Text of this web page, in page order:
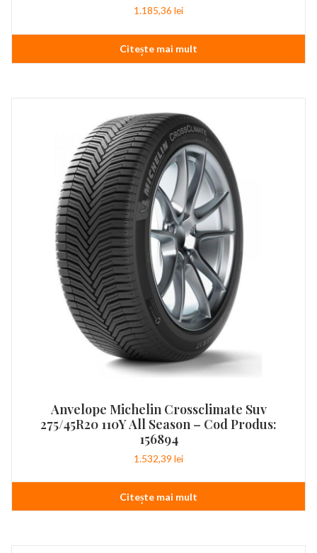
1.185,36 lei
Citește mai mult
Anvelope Michelin Crossclimate Suv
275/45R20 110Y All Season – Cod Produs:
156894
1.532,39 lei
Citește mai mult